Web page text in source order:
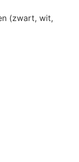
(zwart, wit,